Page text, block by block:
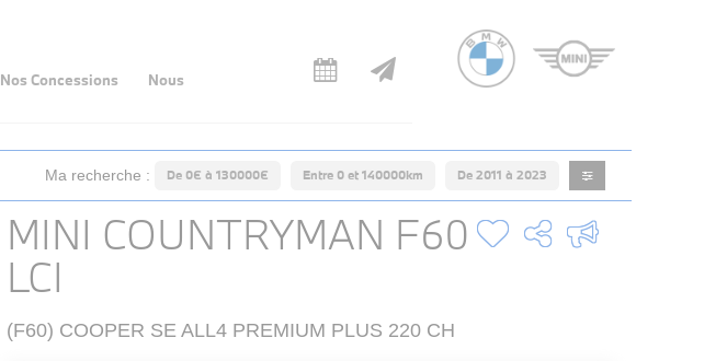
Nos Concessions
Nous
MINI COUNTRYMAN F60
LCI
(F60) COOPER SE ALL4 PREMIUM PLUS 220 CH
Ma recherche : De 0€ à 130000€ Entre 0 et 140000km De 2011 à 2023